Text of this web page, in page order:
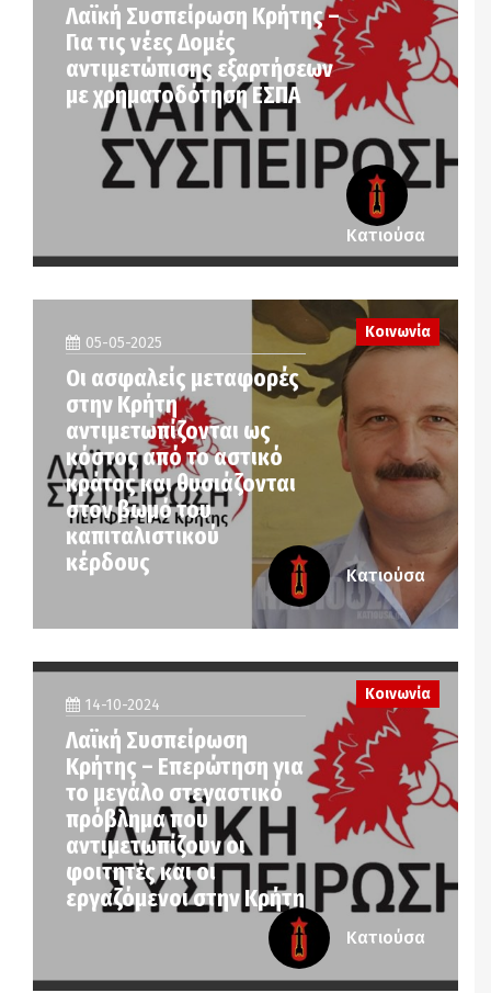
Λαϊκή Συσπείρωση Κρήτης –
Για τις νέες Δομές
αντιμετώπισης εξαρτήσεων
με χρηματοδότηση ΕΣΠΑ
Κατιούσα
05-05-2025
Οι ασφαλείς μεταφορές
στην Κρήτη
αντιμετωπίζονται ως
κόστος από το αστικό
κράτος και θυσιάζονται
στον βωμό του
καπιταλιστικού
κέρδους
Κοινωνία
Κατιούσα
14-10-2024
Λαϊκή Συσπείρωση
Κρήτης – Επερώτηση για
το μεγάλο στεγαστικό
πρόβλημα που
αντιμετωπίζουν οι
φοιτητές και οι
εργαζόμενοι στην Κρήτη
Κοινωνία
Κατιούσα